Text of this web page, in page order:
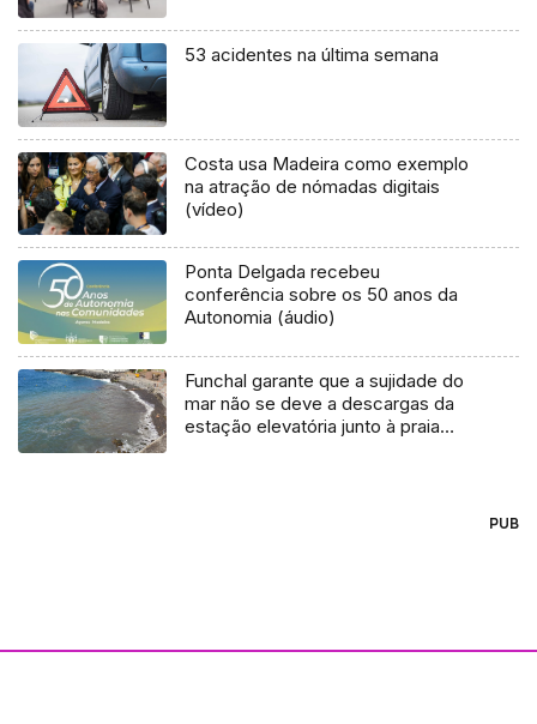
53 acidentes na última semana
Costa usa Madeira como exemplo
na atração de nómadas digitais
(vídeo)
Ponta Delgada recebeu
conferência sobre os 50 anos da
Autonomia (áudio)
Funchal garante que a sujidade do
mar não se deve a descargas da
estação elevatória junto à praia
PUB